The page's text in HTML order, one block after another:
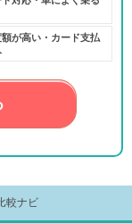
が高い・カード支払
較ナビ